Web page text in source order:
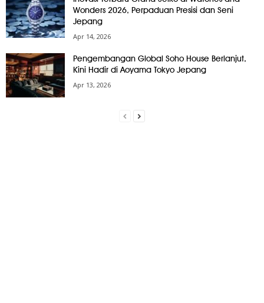
Wonders 2026, Perpaduan Presisi dan Seni
Jepang
Apr 14, 2026
Pengembangan Global Soho House Berlanjut,
Kini Hadir di Aoyama Tokyo Jepang
Apr 13, 2026